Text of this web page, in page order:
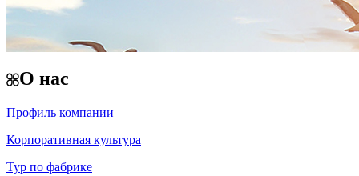
О нас
Профиль компании
Корпоративная культура
Тур по фабрике